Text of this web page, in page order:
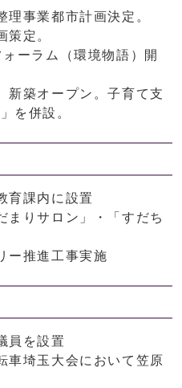
事業都市計画決定。
定。
ーラム（環境物語）開
築オープン。子育て支
を併設。
課内に設置
りサロン」・「すだち
推進工事実施
員を設置
埼玉大会において笠原